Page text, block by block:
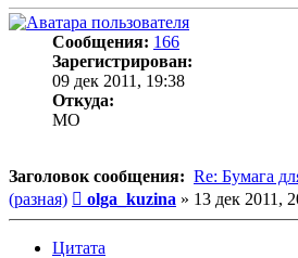
Сообщения: 166
Зарегистрирован:
09 дек 2011, 19:38
Откуда:
MO
Заголовок сообщения: Re: Бумага
(разная)
Сообщение
olga_kuzina » 13 дек 2011,
Цитата